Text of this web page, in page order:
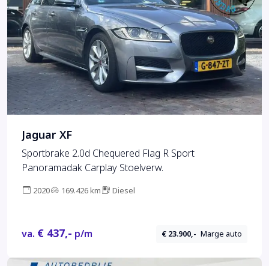
Jaguar XF
Sportbrake 2.0d Chequered Flag R Sport
Panoramadak Carplay Stoelverw.
2020 169.426 km Diesel
va. € 437,- p/m € 23.900,- Marge auto